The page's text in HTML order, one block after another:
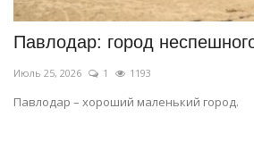
Павлодар: город
Июль 25, 2026 1 1193
Павлодар – хороший маленький город.